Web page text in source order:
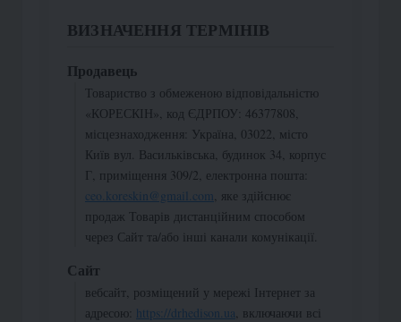
ВИЗНАЧЕННЯ ТЕРМІНІВ
Продавець
Товариство з обмеженою відповідальністю
«КОРЕСКІН», код ЄДРПОУ: 46377808,
місцезнаходження: Україна, 03022, місто
Київ вул. Васильківська, будинок 34, корпус
Г, приміщення 309/2, електронна пошта:
ceo.koreskin@gmail.com, яке здійснює
продаж Товарів дистанційним способом
через Сайт та/або інші канали комунікації.
Сайт
вебсайт, розміщений у мережі Інтернет за
адресою: https://drhedison.ua, включаючи всі